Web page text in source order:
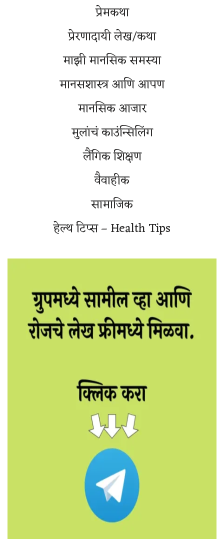
प्रेमकथा
प्रेरणादायी लेख/कथा
माझी मानसिक समस्या
मानसशास्त्र आणि आपण
मानसिक आजार
मुलांचं काउंन्सिलिंग
लैंगिक शिक्षण
वैवाहीक
सामाजिक
हेल्थ टिप्स – Health Tips